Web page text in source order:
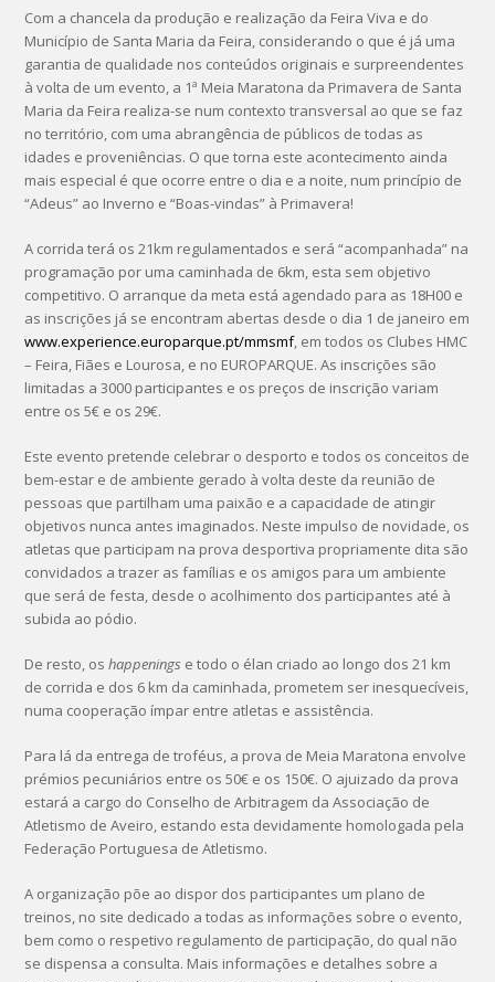
Com a chancela da produção e realização da Feira Viva e do
Município de Santa Maria da Feira, considerando o que é já uma
garantia de qualidade nos conteúdos originais e surpreendentes
à volta de um evento, a 1ª Meia Maratona da Primavera de Santa
Maria da Feira realiza-se num contexto transversal ao que se faz
no território, com uma abrangência de públicos de todas as
idades e proveniências. O que torna este acontecimento ainda
mais especial é que ocorre entre o dia e a noite, num princípio de
“Adeus” ao Inverno e “Boas-vindas” à Primavera!
A corrida terá os 21km regulamentados e será “acompanhada” na
programação por uma caminhada de 6km, esta sem objetivo
competitivo. O arranque da meta está agendado para as 18H00 e
as inscrições já se encontram abertas desde o dia 1 de janeiro em
www.experience.europarque.pt/mmsmf, em todos os Clubes HMC
– Feira, Fiães e Lourosa, e no EUROPARQUE. As inscrições são
limitadas a 3000 participantes e os preços de inscrição variam
entre os 5€ e os 29€.
Este evento pretende celebrar o desporto e todos os conceitos de
bem-estar e de ambiente gerado à volta deste da reunião de
pessoas que partilham uma paixão e a capacidade de atingir
objetivos nunca antes imaginados. Neste impulso de novidade, os
atletas que participam na prova desportiva propriamente dita são
convidados a trazer as famílias e os amigos para um ambiente
que será de festa, desde o acolhimento dos participantes até à
subida ao pódio.
De resto, oshappenings e todo o élan criado ao longo dos 21 km
de corrida e dos 6 km da caminhada, prometem ser inesquecíveis,
numa cooperação ímpar entre atletas e assistência.
Para lá da entrega de troféus, a prova de Meia Maratona envolve
prémios pecuniários entre os 50€ e os 150€. O ajuizado da prova
estará a cargo do Conselho de Arbitragem da Associação de
Atletismo de Aveiro, estando esta devidamente homologada pela
Federação Portuguesa de Atletismo.
A organização põe ao dispor dos participantes um plano de
treinos, no site dedicado a todas as informações sobre o evento,
bem como o respetivo regulamento de participação, do qual não
se dispensa a consulta. Mais informações e detalhes sobre a